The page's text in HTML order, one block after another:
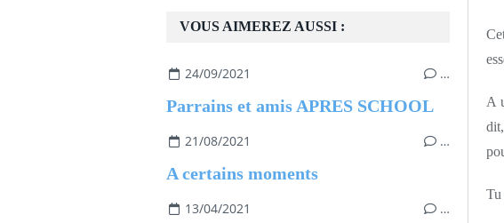
A
Tu
VOUS AIMEREZ AUSSI :
24/09/2021 …
Parrains et amis APRES SCHOOL
21/08/2021 …
A certains moments
13/04/2021 …